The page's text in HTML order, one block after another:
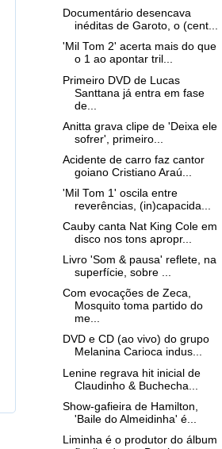
Documentário desencava
inéditas de Garoto, o (cent...
'Mil Tom 2' acerta mais do que
o 1 ao apontar tril...
Primeiro DVD de Lucas
Santtana já entra em fase
de...
Anitta grava clipe de 'Deixa ele
sofrer', primeiro...
Acidente de carro faz cantor
goiano Cristiano Araú...
'Mil Tom 1' oscila entre
reverências, (in)capacida...
Cauby canta Nat King Cole em
disco nos tons apropr...
Livro 'Som & pausa' reflete, na
superfície, sobre ...
Com evocações de Zeca,
Mosquito toma partido do
me...
DVD e CD (ao vivo) do grupo
Melanina Carioca indus...
Lenine regrava hit inicial de
Claudinho & Buchecha...
Show-gafieira de Hamilton,
'Baile do Almeidinha' é...
Liminha é o produtor do álbum